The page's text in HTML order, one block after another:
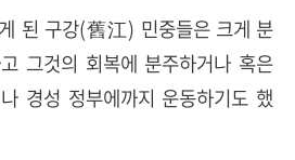
된 구강(舊江) 민중들은 크게 분
그것의 회복에 분주하거나 혹은
경성 정부에까지 운동하기도 했